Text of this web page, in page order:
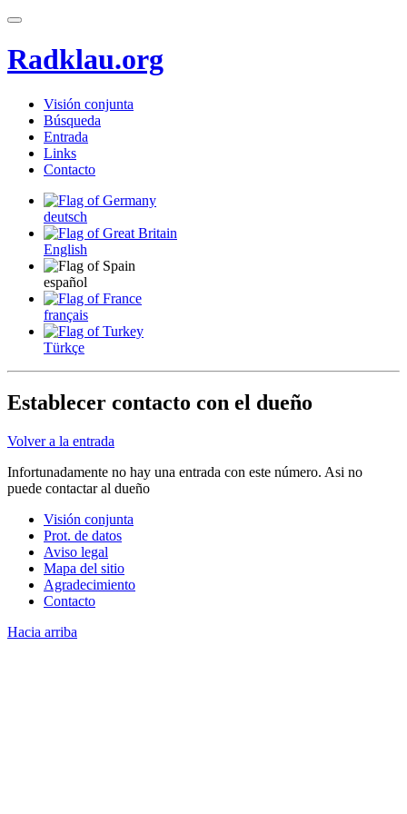
Radklau.org
Visión conjunta
Búsqueda
Entrada
Links
Contacto
deutsch
English
español
français
Türkçe
Establecer contacto con el dueño
Volver a la entrada
Infortunadamente no hay una entrada con este número. Asi no
puede contactar al dueño
Visión conjunta
Prot. de datos
Aviso legal
Mapa del sitio
Agradecimiento
Contacto
Hacia arriba